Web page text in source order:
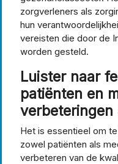
zorgverleners als
hun
vereisten die door de
worden gesteld.
Luister naar
patiënten en
verbeteringen
Het is essentieel om
zowel patiënten als
verbeteren van de